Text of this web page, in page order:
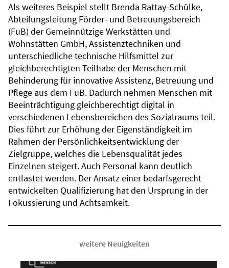
Als weiteres Beispiel stellt Brenda Rattay-Schülke,
Abteilungsleitung Förder- und Betreuungsbereich
(FuB) der Gemeinnützige Werkstätten und
Wohnstätten GmbH, Assistenztechniken und
unterschiedliche technische Hilfsmittel zur
gleichberechtigten Teilhabe der Menschen mit
Behinderung für innovative Assistenz, Betreuung und
Pflege aus dem FuB. Dadurch nehmen Menschen mit
Beeinträchtigung gleichberechtigt digital in
verschiedenen Lebensbereichen des Sozialraums teil.
Dies führt zur Erhöhung der Eigenständigkeit im
Rahmen der Persönlichkeitsentwicklung der
Zielgruppe, welches die Lebensqualität jedes
Einzelnen steigert. Auch Personal kann deutlich
entlastet werden. Der Ansatz einer bedarfsgerecht
entwickelten Qualifizierung hat den Ursprung in der
Fokussierung und Achtsamkeit.
weitere Neuigkeiten